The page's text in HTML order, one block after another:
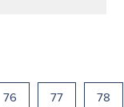
76 77 78